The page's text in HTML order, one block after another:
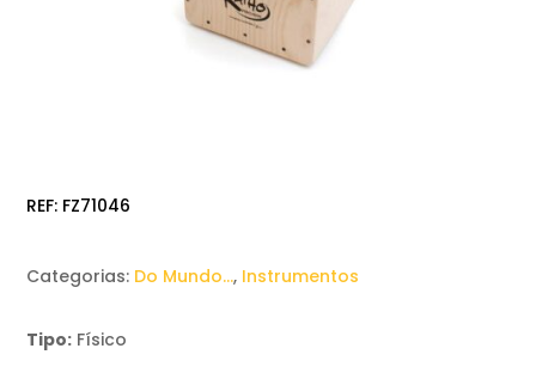
REF: FZ71046
Categorias: Do Mundo…, Instrumentos
Tipo: Físico